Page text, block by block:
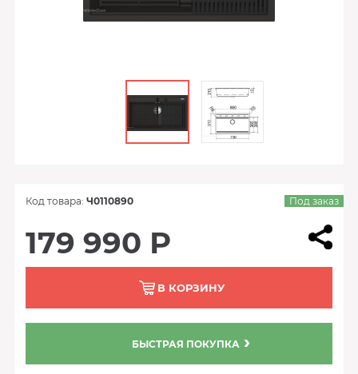
Код товара: Ч0110890 Под заказ
179 990 Р
В КОРЗИНУ
БЫСТРАЯ ПОКУПКА